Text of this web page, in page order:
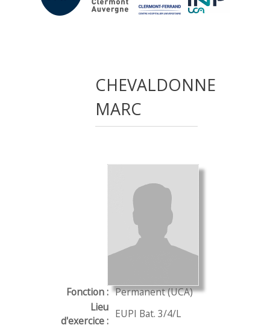
CHEVALDONNE
MARC
Fonction : Permanent (UCA)
Lieu
d'exercice :
EUPI Bat. 3/4/L